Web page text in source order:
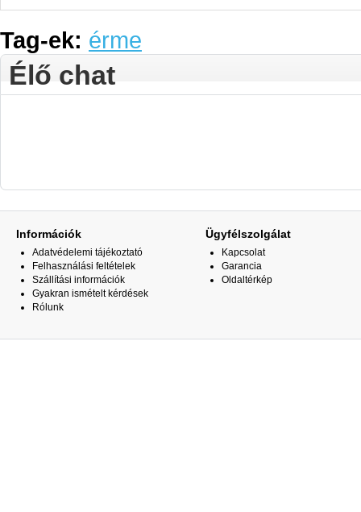
Tag-ek: érme
Élő chat
Információk
Adatvédelemi tájékoztató
Felhasználási feltételek
Szállítási információk
Gyakran ismételt kérdések
Rólunk
Ügyfélszolgálat
Kapcsolat
Garancia
Oldaltérkép